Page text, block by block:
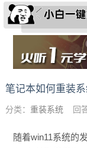
笔记本如何重装
分类： 重装系统回答
随着win11系统的